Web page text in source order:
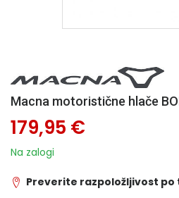
Macna motoristične hlače
179,95 €
Na zalogi
Preverite razpoložljivost